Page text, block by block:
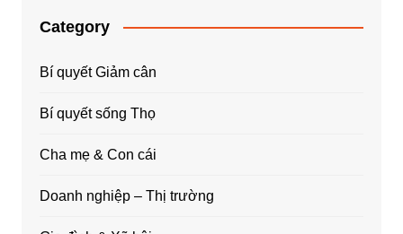
Category
Bí quyết Giảm cân
Bí quyết sống Thọ
Cha mẹ & Con cái
Doanh nghiệp – Thị trường